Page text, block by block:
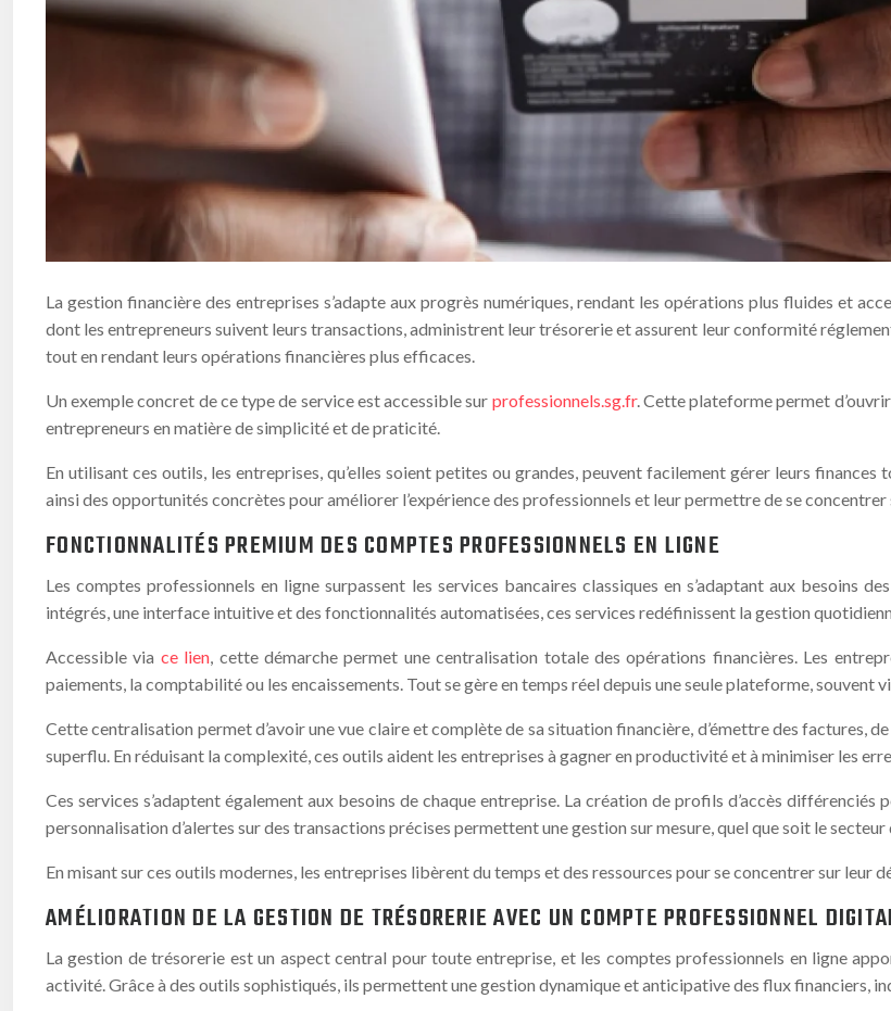
La gestion financière des entreprises s’adapte aux progrès numériques, rendant les opérations plus fluides et
dont les entrepreneurs suivent leurs transactions, administrent leur trésorerie et assurent leur conformité
tout en rendant leurs opérations financières plus efficaces.
Un exemple concret de ce type de service est accessible sur professionnels.sg.fr. Cette plateforme permet
entrepreneurs en matière de simplicité et de praticité.
En utilisant ces outils, les entreprises, qu’elles soient petites ou grandes, peuvent facilement gérer leurs
ainsi des opportunités concrètes pour améliorer l’expérience des professionnels et leur permettre de se
FONCTIONNALITÉS PREMIUM DES COMPTES PROFESSIONNELS EN LIGNE
Les comptes professionnels en ligne surpassent les services bancaires classiques en s’adaptant aux besoins
intégrés, une interface intuitive et des fonctionnalités automatisées, ces services redéfinissent la gestion
Accessible via ce lien, cette démarche permet une centralisation totale des opérations financières. Les
paiements, la comptabilité ou les encaissements. Tout se gère en temps réel depuis une seule plateforme, souvent
Cette centralisation permet d’avoir une vue claire et complète de sa situation financière, d’émettre des factures,
superflu. En réduisant la complexité, ces outils aident les entreprises à gagner en productivité et à minimiser les
Ces services s’adaptent également aux besoins de chaque entreprise. La création de profils d’accès
personnalisation d’alertes sur des transactions précises permettent une gestion sur mesure, quel que soit le
En misant sur ces outils modernes, les entreprises libèrent du temps et des ressources pour se concentrer sur
AMÉLIORATION DE LA GESTION DE TRÉSORERIE AVEC UN COMPTE PROFESSIONNEL
La gestion de trésorerie est un aspect central pour toute entreprise, et les comptes professionnels en ligne
activité. Grâce à des outils sophistiqués, ils permettent une gestion dynamique et anticipative des flux financiers,